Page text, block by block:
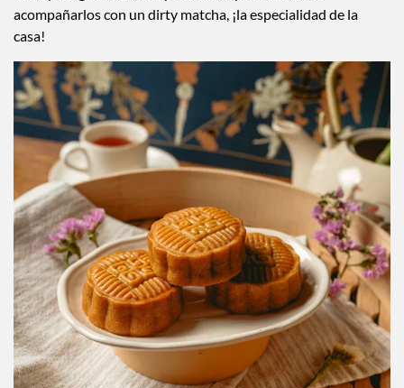
linda y acogedora. No te pierdas la oportunidad de
acompañarlos con un dirty matcha, ¡la especialidad de la